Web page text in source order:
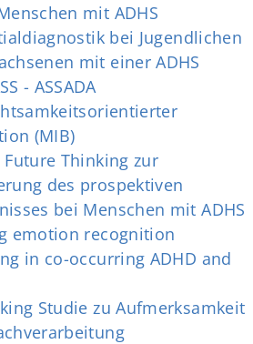
mit ADHS
bei Jugendlichen
mit einer ADHS
- ASSADA
(MIB)
Future Thinking zur
des prospektiven
bei Menschen mit ADHS
emotion recognition
in co-occurring ADHD and
Studie zu Aufmerksamkeit